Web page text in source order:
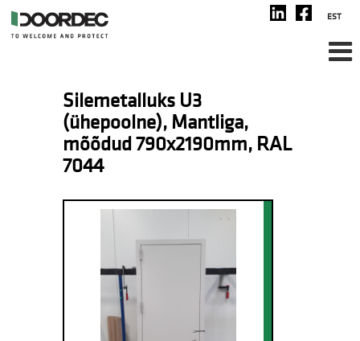
EST
Warehouse ID: U250473-100
Silemetalluks U3
(ühepoolne), Mantliga,
mõõdud 790x2190mm, RAL
7044